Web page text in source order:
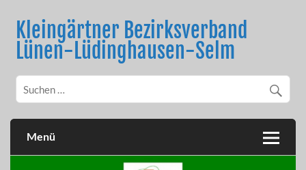
contentKleingärtner Bezirksverband
Lünen-Lüdinghausen-Selm
Menü